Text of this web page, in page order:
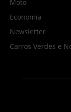
Moto
Economia
Newsletter
Carros Verdes e